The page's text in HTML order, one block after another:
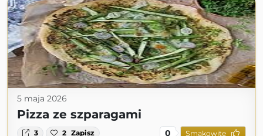
5 maja 2026
Pizza ze szparagami
3 2 Zapisz 0 Smakowite